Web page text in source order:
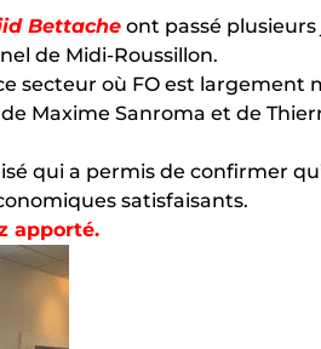
Bettache ont passé
de Midi-Roussillon.
secteur où FO est largement
Maxime Sanroma et de
qui a permis de confirmer
satisfaisants.
apporté.